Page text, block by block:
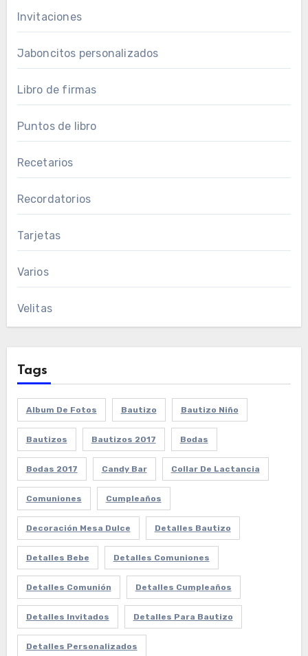
Invitaciones
Jaboncitos personalizados
Libro de firmas
Puntos de libro
Recetarios
Recordatorios
Tarjetas
Varios
Velitas
Tags
Album De Fotos Bautizo Bautizo Niño
Bautizos Bautizos 2017 Bodas
Bodas 2017 Candy Bar Collar De Lactancia
Comuniones Cumpleaños
Decoración Mesa Dulce Detalles Bautizo
Detalles Bebe Detalles Comuniones
Detalles Comunión Detalles Cumpleaños
Detalles Invitados Detalles Para Bautizo
Detalles Personalizados